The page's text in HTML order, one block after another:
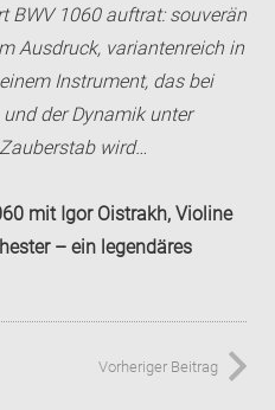
BWV 1060 auftrat: souverän
Ausdruck, variantenreich in
Instrument, das bei
der Dynamik unter
wird…
mit Igor Oistrakh, Violine
– ein legendäres
Vorheriger Beitrag